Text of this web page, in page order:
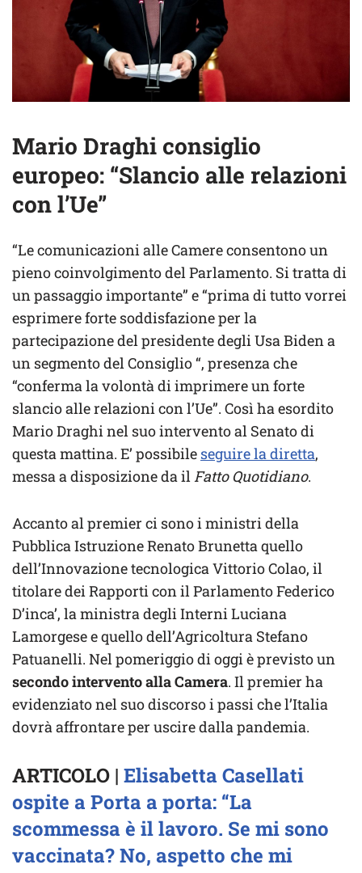
Mario Draghi consiglio
europeo: “Slancio alle relazioni
con l’Ue”
“Le comunicazioni alle Camere consentono un
pieno coinvolgimento del Parlamento. Si tratta di
un passaggio importante” e “prima di tutto vorrei
esprimere forte soddisfazione per la
partecipazione del presidente degli Usa Biden a
un segmento del Consiglio “, presenza che
“conferma la volontà di imprimere un forte
slancio alle relazioni con l’Ue”. Così ha esordito
Mario Draghi nel suo intervento al Senato di
questa mattina. E’ possibile seguire la diretta,
messa a disposizione da ilFatto Quotidiano.
Accanto al premier ci sono i ministri della
Pubblica Istruzione Renato Brunetta quello
dell’Innovazione tecnologica Vittorio Colao, il
titolare dei Rapporti con il Parlamento Federico
D’inca’, la ministra degli Interni Luciana
Lamorgese e quello dell’Agricoltura Stefano
Patuanelli. Nel pomeriggio di oggi è previsto un
secondo intervento alla Camera. Il premier ha
evidenziato nel suo discorso i passi che l’Italia
dovrà affrontare per uscire dalla pandemia.
ARTICOLO | Elisabetta Casellati
ospite a Porta a porta: “La
scommessa è il lavoro. Se mi sono
vaccinata? No, aspetto che mi